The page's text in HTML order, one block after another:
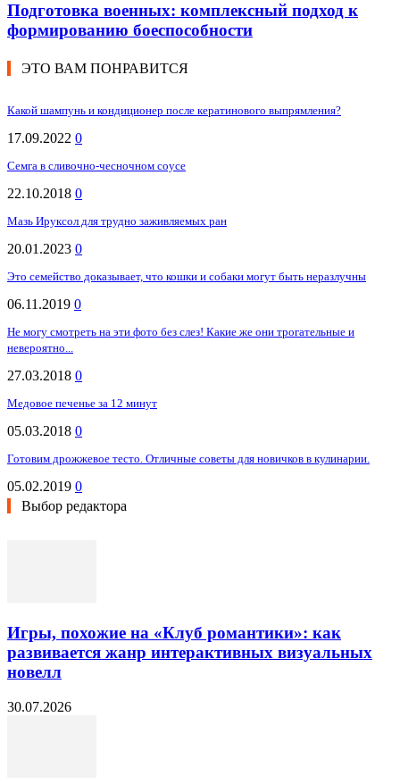
Подготовка военных: комплексный подход к
формированию боеспособности
ЭТО ВАМ ПОНРАВИТСЯ
Какой шампунь и кондиционер после кератинового выпрямления?
17.09.2022 0
Семга в сливочно-чесночном соусе
22.10.2018 0
Мазь Ируксол для трудно заживляемых ран
20.01.2023 0
Это семейство доказывает, что кошки и собаки могут быть неразлучны
06.11.2019 0
Не могу смотреть на эти фото без слез! Какие же они трогательные и
невероятно...
27.03.2018 0
Медовое печенье за 12 минут
05.03.2018 0
Готовим дрожжевое тесто. Отличные советы для новичков в кулинарии.
05.02.2019 0
Выбор редактора
Игры, похожие на «Клуб романтики»: как
развивается жанр интерактивных визуальных
новелл
30.07.2026